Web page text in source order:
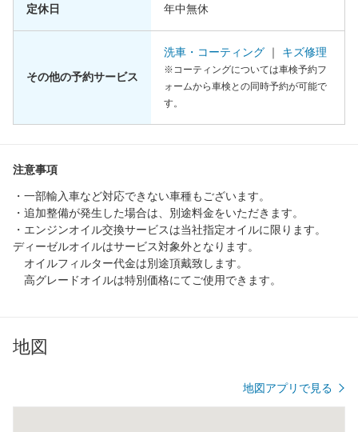
定休日 年中無休
その他の予約サービス
洗車・コーティング ｜ キズ修理
※コーティングについては車検予約フ
ォームから車検との同時予約が可能で
す。
注意事項
・一部輸入車など対応できない車種もございます。
・追加整備が発生した場合は、別途料金をいただきます。
・エンジンオイル交換サービスは当社指定オイルに限ります。
ディーゼルオイルはサービス対象外となります。
オイルフィルター代金は別途頂戴致します。
高グレードオイルは特別価格にてご使用できます。
地図
地図アプリで見る